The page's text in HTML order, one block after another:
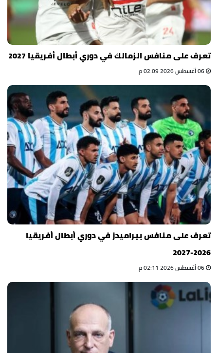
تعرف على منافس الزمالك في دوري أبطال أفريقيا 2027
تعرف على منافس بيراميدز في دوري أبطال أفريقيا
2026-2027